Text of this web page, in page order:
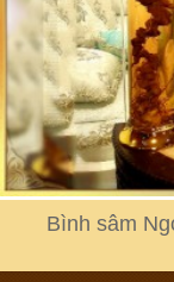
Bình sâm